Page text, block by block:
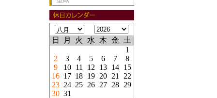
日 月 火 水 木 金
土
1
2
3 4 5 6 7
8
9
10 11 12 13 14 15
16 17 18 19 20 21
22
23 24 25 26 27 28 29
30 31